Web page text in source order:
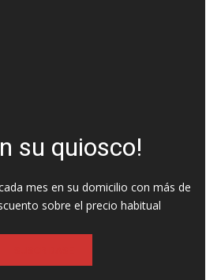
su quiosco!
mes en su domicilio con más de
sobre el precio habitual